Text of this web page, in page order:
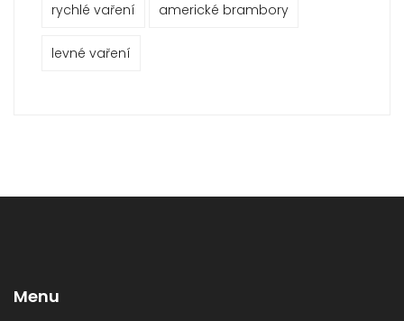
rychlé vaření americké brambory
levné vaření
Menu